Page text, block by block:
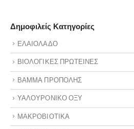
Δημοφιλείς Κατηγορίες
ΕΛΑΙΟΛΑΔΟ
ΒΙΟΛΟΓΙΚΕΣ ΠΡΩΤΕΙΝΕΣ
ΒΑΜΜΑ ΠΡΟΠΟΛΗΣ
ΥΑΛΟΥΡΟΝΙΚΟ ΟΞΥ
ΜΑΚΡΟΒΙΟΤΙΚΑ